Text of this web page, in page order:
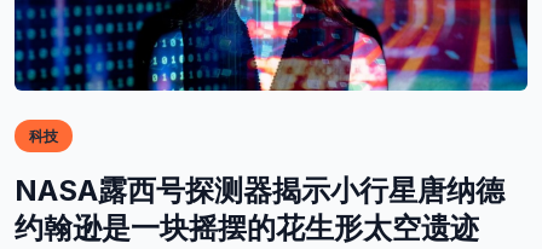
科技
NASA露西号探测器揭示小行星唐纳德
约翰逊是一块摇摆的花生形太空遗迹